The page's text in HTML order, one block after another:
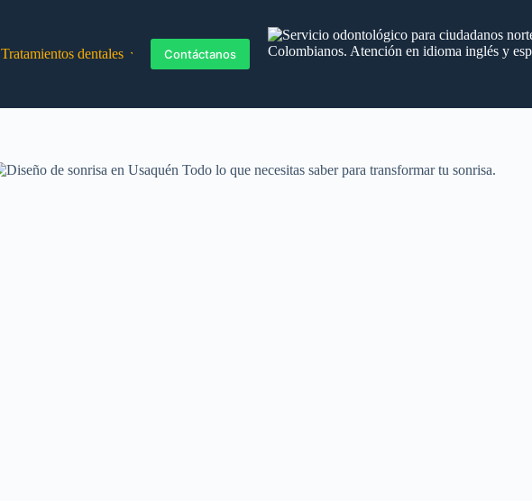
Tratamientos dentales Blog
Contáctanos